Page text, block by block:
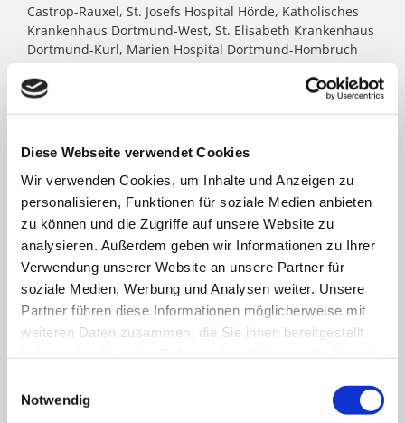
Diese Webseite verwendet Cookies
Wir verwenden Cookies, um Inhalte und Anzeigen zu
personalisieren, Funktionen für soziale Medien anbieten
zu können und die Zugriffe auf unsere Website zu
analysieren. Außerdem geben wir Informationen zu Ihrer
Verwendung unserer Website an unsere Partner für
soziale Medien, Werbung und Analysen weiter. Unsere
Partner führen diese Informationen möglicherweise mit
weiteren Daten zusammen, die Sie ihnen bereitgestellt
Notwendig
Castrop-Rauxel, St. Josefs Hospital Hörde, Katholisches
Krankenhaus Dortmund-West, St. Elisabeth Krankenhaus
Dortmund-Kurl, Marien Hospital Dortmund-Hombruch
sowie für das St. Johannes Hospital im Zentrum von
Dortmund. Darüber hinaus agieren unter dem Paulus-
Dach Altenheime und eine Jugendhilfe-Einrichtung. Die
katholischen Trägern in Nordrhein- Westfalen; rund
8.500 Menschen arbeiten für das Wohl der ihnen
anvertrauten Patient:innen, Bewohner:innen, Kinder und
Jugendlichen.
FACHBEREICHE
Klinik für Allgemein-, Viszeral- und minimal-
invasive Chirurgie
Klinik für Anästhesiologie & Intensivmedizin